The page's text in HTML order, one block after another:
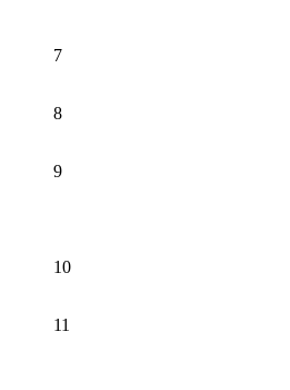
7
8
9
10
11